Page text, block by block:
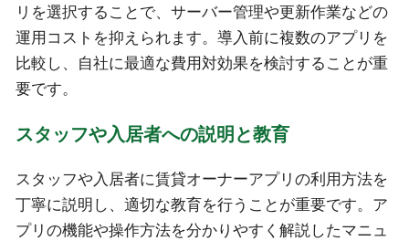
リを選択することで、サーバー管理や更新作業などの
運用コストを抑えられます。導入前に複数のアプリを
比較し、自社に最適な費用対効果を検討することが重
要です。
スタッフや入居者への説明と教育
スタッフや入居者に賃貸オーナーアプリの利用方法を
丁寧に説明し、適切な教育を行うことが重要です。ア
プリの機能や操作方法を分かりやすく解説したマニュ